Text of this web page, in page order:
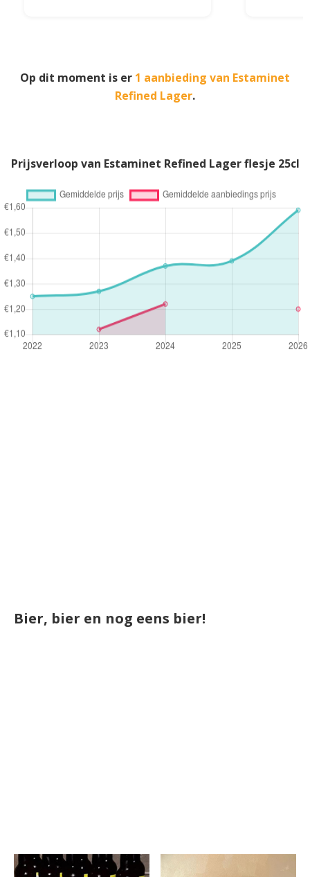
Op dit moment is er 1 aanbieding van Estaminet
Refined Lager.
Prijsverloop van Estaminet Refined Lager flesje 25cl
Bier, bier en nog eens bier!